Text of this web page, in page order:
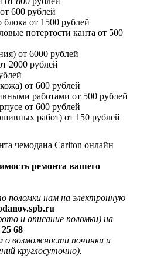
600 рублей
от 1500 рублей
потертости канта от 500
от 6000 рублей
2000 рублей
от 600 рублей
работами от 500 рублей
от 600 рублей
работ) от 150 рублей
ремонта вашего
поломки нам на электронную
и описание поломки) на
68
возможности починки и
круглосуточно).